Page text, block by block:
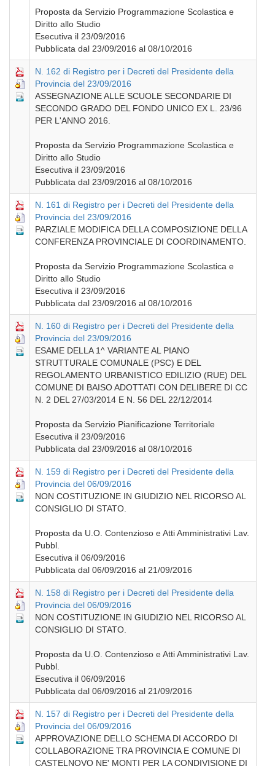
Proposta da Servizio Programmazione Scolastica e
Diritto allo Studio
Esecutiva il 23/09/2016
Pubblicata dal 23/09/2016 al 08/10/2016
N. 162 di Registro per i Decreti del Presidente della
Provincia del 23/09/2016
ASSEGNAZIONE ALLE SCUOLE SECONDARIE DI
SECONDO GRADO DEL FONDO UNICO EX L. 23/96
PER L'ANNO 2016.
Proposta da Servizio Programmazione Scolastica e
Diritto allo Studio
Esecutiva il 23/09/2016
Pubblicata dal 23/09/2016 al 08/10/2016
N. 161 di Registro per i Decreti del Presidente della
Provincia del 23/09/2016
PARZIALE MODIFICA DELLA COMPOSIZIONE DELLA
CONFERENZA PROVINCIALE DI COORDINAMENTO.
Proposta da Servizio Programmazione Scolastica e
Diritto allo Studio
Esecutiva il 23/09/2016
Pubblicata dal 23/09/2016 al 08/10/2016
N. 160 di Registro per i Decreti del Presidente della
Provincia del 23/09/2016
ESAME DELLA 1^ VARIANTE AL PIANO
STRUTTURALE COMUNALE (PSC) E DEL
REGOLAMENTO URBANISTICO EDILIZIO (RUE) DEL
COMUNE DI BAISO ADOTTATI CON DELIBERE DI CC
N. 2 DEL 27/03/2014 E N. 56 DEL 22/12/2014
Proposta da Servizio Pianificazione Territoriale
Esecutiva il 23/09/2016
Pubblicata dal 23/09/2016 al 08/10/2016
N. 159 di Registro per i Decreti del Presidente della
Provincia del 06/09/2016
NON COSTITUZIONE IN GIUDIZIO NEL RICORSO AL
CONSIGLIO DI STATO.
Proposta da U.O. Contenzioso e Atti Amministrativi Lav.
Pubbl.
Esecutiva il 06/09/2016
Pubblicata dal 06/09/2016 al 21/09/2016
N. 158 di Registro per i Decreti del Presidente della
Provincia del 06/09/2016
NON COSTITUZIONE IN GIUDIZIO NEL RICORSO AL
CONSIGLIO DI STATO.
Proposta da U.O. Contenzioso e Atti Amministrativi Lav.
Pubbl.
Esecutiva il 06/09/2016
Pubblicata dal 06/09/2016 al 21/09/2016
N. 157 di Registro per i Decreti del Presidente della
Provincia del 06/09/2016
APPROVAZIONE DELLO SCHEMA DI ACCORDO DI
COLLABORAZIONE TRA PROVINCIA E COMUNE DI
CASTELNOVO NE' MONTI PER LA CONDIVISIONE DI